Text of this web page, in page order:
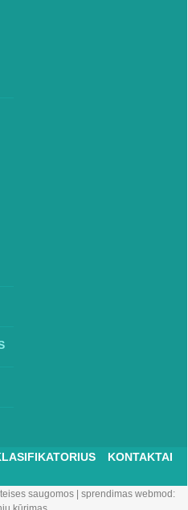
KONTAKTAI
saugomos| sprendimas webmod: